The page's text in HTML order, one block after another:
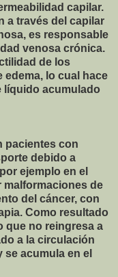
capilar.
a través del capilar
es responsable
venosa crónica.
de los
edema, lo cual hace
líquido acumulado
pacientes con
debido a
ejemplo en el
malformaciones de
del cáncer, con
Como resultado
que no reingresa a
a la circulación
acumula en el